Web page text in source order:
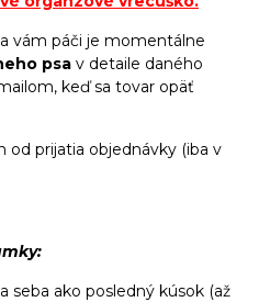
vám páči je momentálne
psa v detaile daného
keď sa tovar opäť
od prijatia objednávky (iba v
seba ako posledný kúsok (až